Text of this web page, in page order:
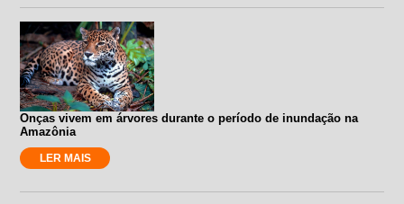
Onças vivem em árvores durante o período de inundação na
Amazônia
LER MAIS